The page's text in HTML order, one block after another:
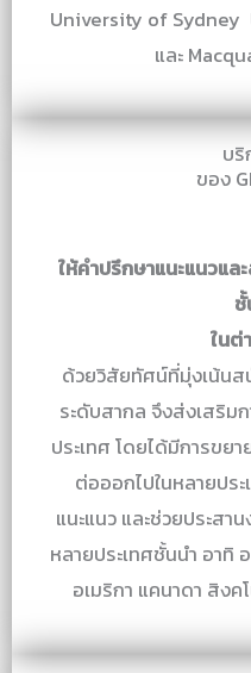
University of
และ
บริ
ของ
ให้คำปรึกษาแนะแนวแ
ชั้
ในต่
ด้วยวิสัยทัศน์ที่มุ่งเน้น
ระดับสากล จึงส่งเสริ
ประเทศ โดยได้มีการขย
ต่อออกไปในหลายปร
แนะแนว และช่วยประสา
หลายประเทศชั้นนำ อาทิ
อเมริกา แคนาดา สิง